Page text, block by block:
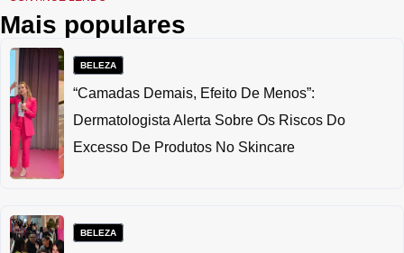
Mais populares
BELEZA
“Camadas Demais, Efeito De Menos”:
Dermatologista Alerta Sobre Os Riscos Do
Excesso De Produtos No Skincare
BELEZA